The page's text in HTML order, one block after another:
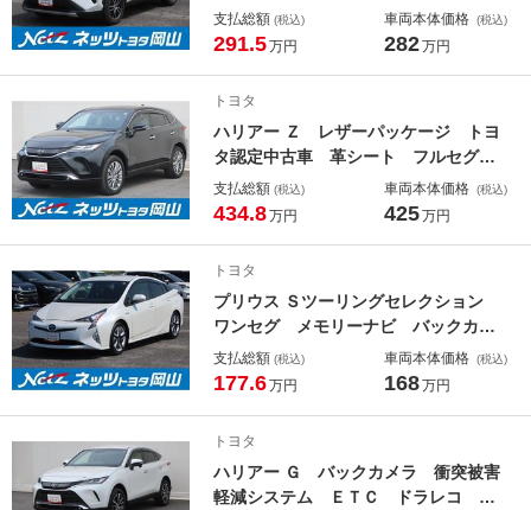
ビ ＤＶＤ再生 バックカメラ 衝突
被害軽減システム ＥＴＣ ドラレ
支払総額 (税込)
291.5万円
車両本体価格 (税込)
282万円
トヨタ
ハリアー Ｚ レザーパッケージ トヨ
タ認定中古車 革シート フルセグ
メモリーナビ バックカメラ 衝突被
害軽減システム ＥＴＣ ドラレコ
コン パワーバックドア
支払総額 (税込)
434.8万円
車両本体価格 (税込)
425万円
トヨタ
プリウス Ｓツーリングセレクション
ワンセグ メモリーナビ バックカメ
ラ 衝突被害軽減システム ＥＴＣ
ドラレコ ＬＥＤヘッドランプ
支払総額 (税込)
177.6万円
車両本体価格 (税込)
168万円
トヨタ
ハリアー Ｇ バックカメラ 衝突被害
軽減システム ＥＴＣ ドラレコ Ｌ